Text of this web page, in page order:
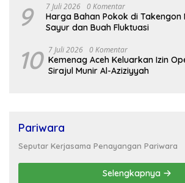
9 7 Juli 2026 0 Komentar
Harga Bahan Pokok di Takengon
Sayur dan Buah Fluktuasi
10 7 Juli 2026 0 Komentar
Kemenag Aceh Keluarkan Izin
Sirajul Munir Al-Aziziyyah
Pariwara
Seputar Kerjasama Penayangan Pariwara
Selengkapnya